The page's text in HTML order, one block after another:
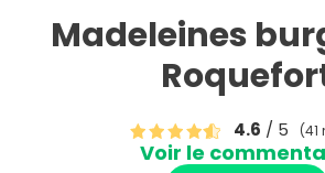
Madeleines
4.6 / 5 (41
Voir le